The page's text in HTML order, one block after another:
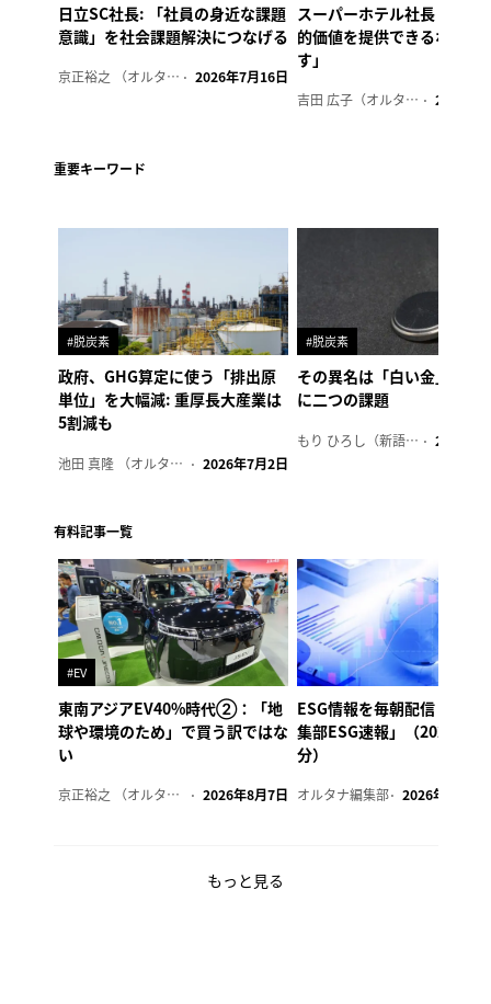
日立SC社長: 「社員の身近な課題
意識」を社会課題解決につなげる
京正裕之 （オルタナ副編集長） 2026年7月16日
スーパーホテル社長「地域
的価値を提供できるホテル
す」
吉田 広子（オルタナ輪番編集長） 2026年6
重要キーワード
#脱炭素
政府、GHG算定に使う「排出原
単位」を大幅減: 重厚長大産業は
5割減も
池田 真隆 （オルタナ輪番編集長） 2026年7月2日
#脱炭素
その異名は「白い金」、リ
に二つの課題
もり ひろし（新語ウォッチャー） 2023年7
有料記事一覧
#EV
東南アジアEV40%時代②：「地
球や環境のため」で買う訳ではな
い
京正裕之 （オルタナ副編集長） 2026年8月7日
ESG情報を毎朝配信「オル
集部ESG速報」（2026年8
分）
オルタナ編集部 2026年8月7日
もっと見る